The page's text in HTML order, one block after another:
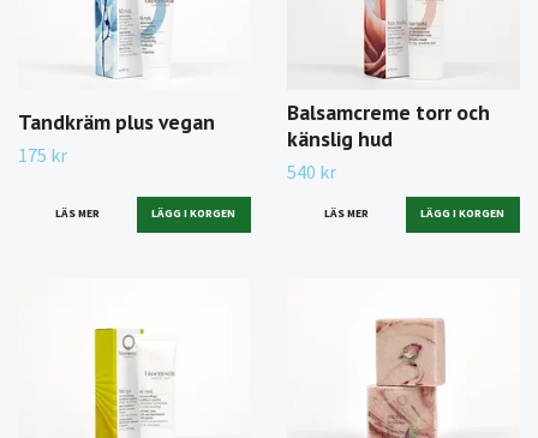
Tandkräm plus vegan
175 kr
LÄS MER
Balsamcreme torr och
känslig hud
540 kr
LÄS MER